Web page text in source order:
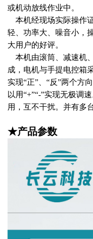
或机动放线作业中。
本机经现场实际操作
轻、功率大、噪音小，
大用户的好评。
本机由滚筒、减速机
成，电机与手提电控箱
实现“正”、“反”两个方
以用“+”“-”实现无极调
用，互不干扰。并有多
★产品参数